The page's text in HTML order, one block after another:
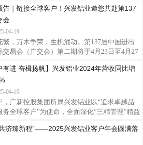
纯明确提出要求：机台员工每日检查铁链完好
在模具搬运作业后必须挂回铁链，形成
品质系统门窗产品及应用解决方案，积极推动
海，以产品硬实力和卓越品质服务向全球展示
造的风采，加速出海步伐，全力拓展国际市
：兴发铝业展位兴发铝业是中国先进铝型材制
一，也是国家制造业单项冠军企业，一直致力
区。此次参展，兴发铝业洞察市场需求进行产
，重点展示了168电动全景门系列、123W
告｜链接全球客户！兴发铝业邀您共赴第137
会
04-19
繁，万木争荣，生机涌动。第137届中国进出
交易会（广交会）第二期将于4月23日至4月27
标”，广交会是全球贸易的重要平台，也是企业
力、开拓国际市场的绝佳机会。兴发铝业作为
材研发、生产、销售、服务于一体的上市企
携代表性精品亮相本届广交会，此次兴发铝业
：B区12.1C29-30，D13-14，诚邀海内外客户
历程中，始终秉承 “客户为本、品质为纲、创
、匠心智造” 的核心价值观，打造铝
有进 奋楫扬帆】兴发铝业2024年营收同比增
04-16
，广新控股集团所属兴发铝业以“追求卓越品
务全球客户”为使命，全面深化“三精管理”精益
亿元。近五年营业收入及净利润的复合增长
达10.8%及6.6%，各项经营指标持续向好，进
济臻新程”——2025兴发铝业客户年会圆满落